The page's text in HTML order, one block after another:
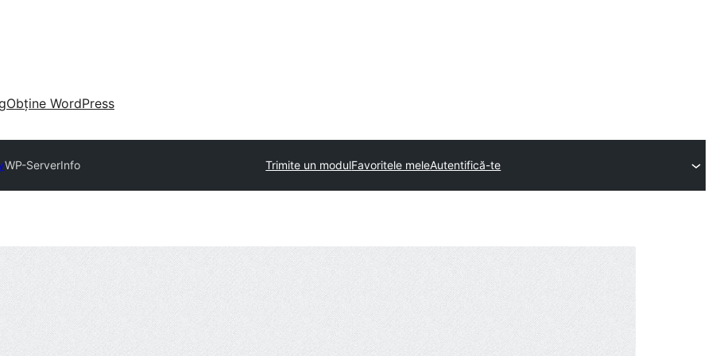
Obține WordPress
WP-ServerInfo Trimite un modulFavoritele meleAutentifică-te